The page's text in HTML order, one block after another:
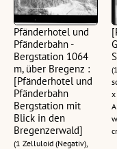
Pfänderhotel und
Pfänderbahn -
Bergstation 1064
m, über Bregenz :
[Pfänderhotel und
Pfänderbahn
Bergstation mit
Blick in den
Bregenzerwald]
(1 Zelluloid (Negativ),
x